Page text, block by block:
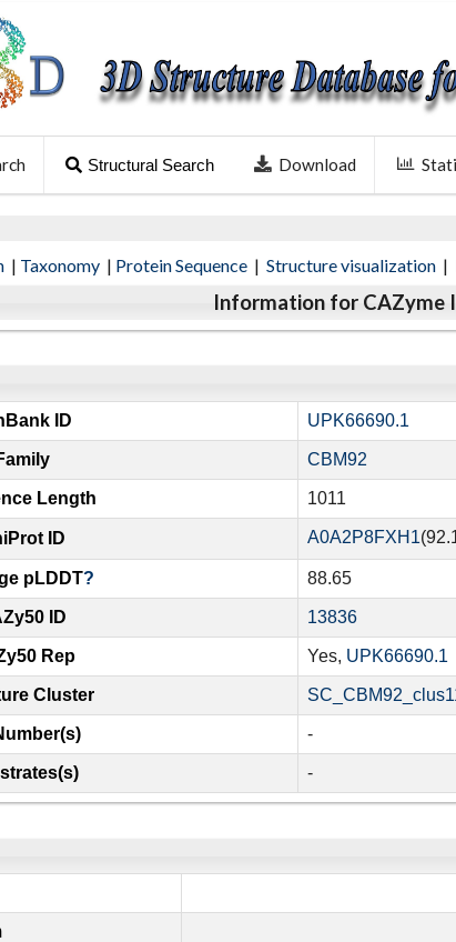
Structural Search Download
| Taxonomy | Protein Sequence | Structure visualization |
Information for CAZyme
ID UPK66690.1
CBM92
Length 1011
ID A0A2P8FXH1
pLDDT? 88.65
ID 13836
Rep Yes, UPK66690.1
Cluster
-
-